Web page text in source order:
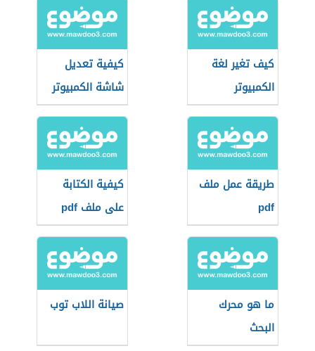
كيف تغير لغة
الكمبيوتر
كيفية تعديل
شاشة الكمبيوتر
المقلوبة
طريقة عمل ملف
pdf
كيفية الكتابة
على ملف pdf
ما هو محرك
البحث
صيانة اللاب توب